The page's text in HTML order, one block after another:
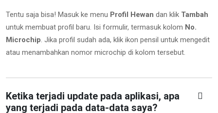
Tentu saja bisa! Masuk ke menu Profil Hewan dan klik Tambah
untuk membuat profil baru. Isi formulir, termasuk kolom No.
Microchip. Jika profil sudah ada, klik ikon pensil untuk mengedit
atau menambahkan nomor microchip di kolom tersebut.
Ketika terjadi update pada aplikasi, apa
yang terjadi pada data-data saya?